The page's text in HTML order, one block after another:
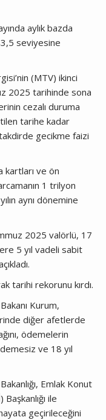
aylık bazda
seviyesine
(MTV) ikinci
2025 tarihinde sona
cezalı duruma
tarihe kadar
gecikme faizi
kartları ve ön
1 trilyon
aynı dönemine
2025 valörlü, 17
5 yıl vadeli sabit
tarihi rekorunu kırdı.
Kurum,
diğer afetlerde
ödemelerin
ve 18 yıl
Emlak Konut
ile
geçirileceğini